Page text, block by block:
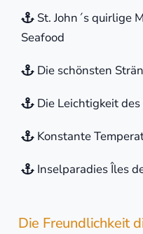
St. John´s quirlige
Seafood
Die schönsten
Die Leichtigkeit des
Konstante
Inselparadies Îles
Die Freundlichkeit